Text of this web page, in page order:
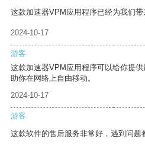
这款加速器VPM应用程序已经为我们带
2024-10-17
游客
这款加速器VPM应用程序可以给你提
助你在网络上自由移动。
2024-10-17
游客
这款软件的售后服务非常好，遇到问题